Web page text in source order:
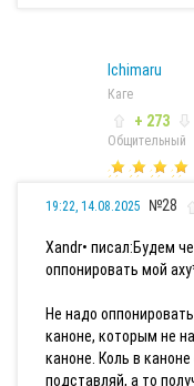
Ichimaru
Каге
+ 273
Общительный
19:22, 14.08.2025 №28
Xandr• писал:Будем
оппонировать мой
Не надо
каноне, которым не
каноне. Коль в каноне
подставляй, а то